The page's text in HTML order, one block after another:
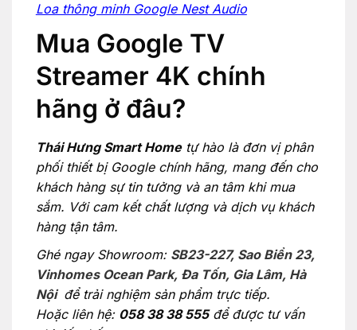
Loa thông minh Google Nest Audio
Mua Google TV
Streamer 4K chính
hãng ở đâu?
Thái Hưng Smart Hometự hào là đơn vị phân
phối thiết bị Google chính hãng, mang đến cho
khách hàng sự tin tưởng và an tâm khi mua
sắm. Với cam kết chất lượng và dịch vụ khách
hàng tận tâm.
Ghé ngay Showroom: SB23-227, Sao Biển 23,
Vinhomes Ocean Park, Đa Tốn, Gia Lâm, Hà
Nội để trải nghiệm sản phẩm trực tiếp.
Hoặc liên hệ: 058 38 38 555để được tư vấn